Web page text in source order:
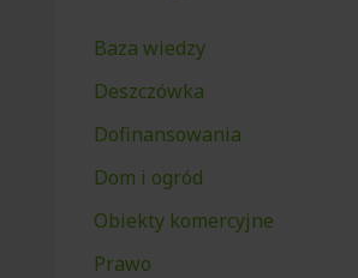
Baza wiedzy
Deszczówka
Dofinansowania
Dom i ogród
Obiekty komercyjne
Prawo